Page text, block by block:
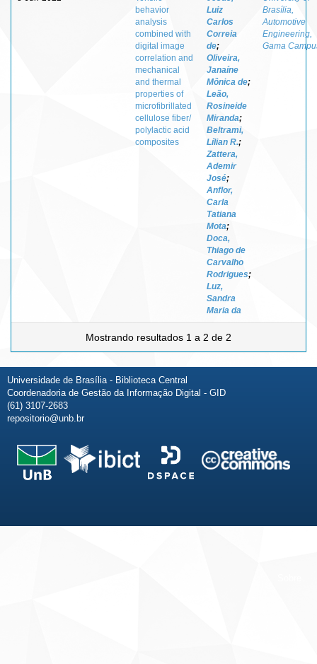
behavior
analysis
combined with
digital image
correlation and
mechanical
and thermal
properties of
microfibrillated
cellulose fiber/
polylactic acid
composites
Luiz
Carlos
Correia
de;
Oliveira,
Janaíne
Mônica de;
Leão,
Rosineide
Miranda;
Beltrami,
Lílian R.;
Zattera,
Ademir
José;
Anflor,
Carla
Tatiana
Mota;
Doca,
Thiago de
Carvalho
Rodrigues;
Luz,
Sandra
Maria da
Brasília,
Automotive
Engineering,
Gama
Mostrando resultados 1 a 2 de 2
Universidade de Brasília - Biblioteca Central
Coordenadoria de Gestão da Informação Digital - GID
(61) 3107-2683
repositorio@unb.br